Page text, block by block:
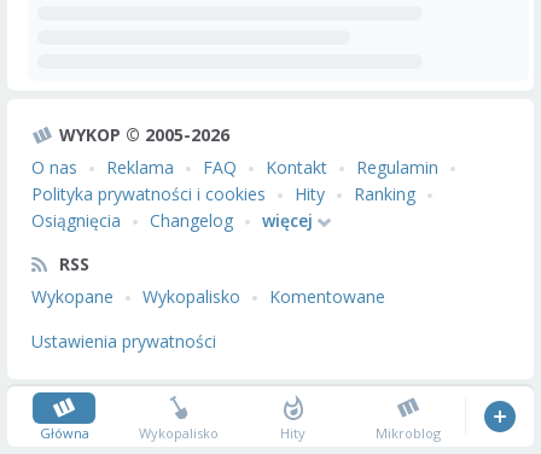
WYKOP © 2005-2026
O nas
Reklama FAQ Kontakt
Regulamin
Polityka prywatności i cookies
Hity
Ranking
Osiągnięcia
Changelog
więcej
RSS
Wykopane
Wykopalisko
Komentowane
Ustawienia prywatności
Główna Wykopalisko Hity Mikroblog